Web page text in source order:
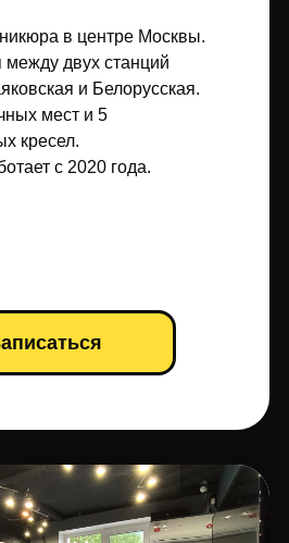
в центре Москвы.
между двух станций
и Белорусская.
мест и 5
кресел.
с 2020 года.